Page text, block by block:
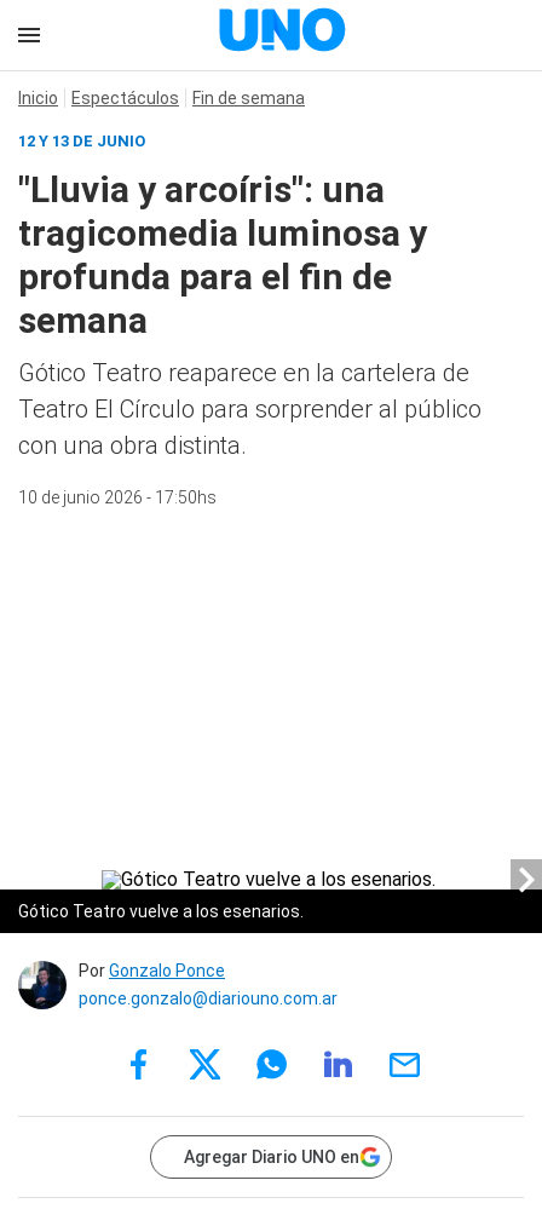
Inicio Espectáculos Fin de semana
12 Y 13 DE JUNIO
"Lluvia y arcoíris": una
tragicomedia luminosa y
profunda para el fin de
semana
Gótico Teatro reaparece en la cartelera de
Teatro El Círculo para sorprender al público
con una obra distinta.
10 de junio 2026 - 17:50hs
Gótico Teatro vuelve a los esenarios.
PorGonzalo Ponce
ponce.gonzalo@diariouno.com.ar
Agregar Diario UNO en